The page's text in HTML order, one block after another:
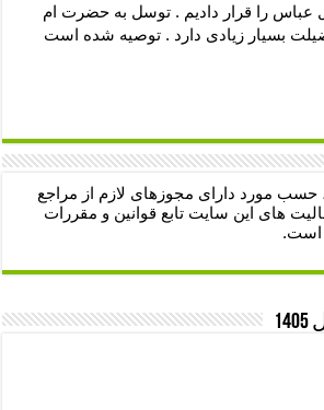
عباس را قرار دادیم . توسل به حضرت ام
بسیار زیادی دارد . توصیه شده است
حسب مورد دارای مجوزهای لازم از مراجع
های این سایت تابع قوانین و مقررات
است.